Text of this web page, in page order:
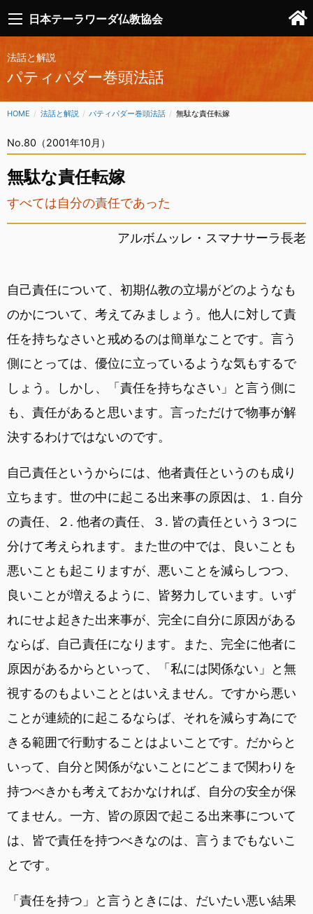
日本テーラワーダ仏教協会
法話と解説
パティパダー巻頭法話
HOME 法話と解説 パティパダー巻頭法話 CURRENT:
無駄な責任転嫁
No.80（2001年10月）
無駄な責任転嫁
すべては自分の責任であった
アルボムッレ・スマナサーラ長老
自己責任について、初期仏教の立場がどのようなも
のかについて、考えてみましょう。他人に対して責
任を持ちなさいと戒めるのは簡単なことです。言う
側にとっては、優位に立っているような気もするで
しょう。しかし、「責任を持ちなさい」と言う側に
も、責任があると思います。言っただけで物事が解
決するわけではないのです。
自己責任というからには、他者責任というのも成り
立ちます。世の中に起こる出来事の原因は、１. 自分
の責任、２. 他者の責任、３. 皆の責任という３つに
分けて考えられます。また世の中では、良いことも
悪いことも起こりますが、悪いことを減らしつつ、
良いことが増えるように、皆努力しています。いず
れにせよ起きた出来事が、完全に自分に原因がある
ならば、自己責任になります。また、完全に他者に
原因があるからといって、「私には関係ない」と無
視するのもよいこととはいえません。ですから悪い
ことが連続的に起こるならば、それを減らす為にで
きる範囲で行動することはよいことです。だからと
いって、自分と関係がないことにどこまで関わりを
持つべきかも考えておかなければ、自分の安全が保
てません。一方、皆の原因で起こる出来事について
は、皆で責任を持つべきなのは、言うまでもないこ
とです。
「責任を持つ」と言うときには、だいたい悪い結果